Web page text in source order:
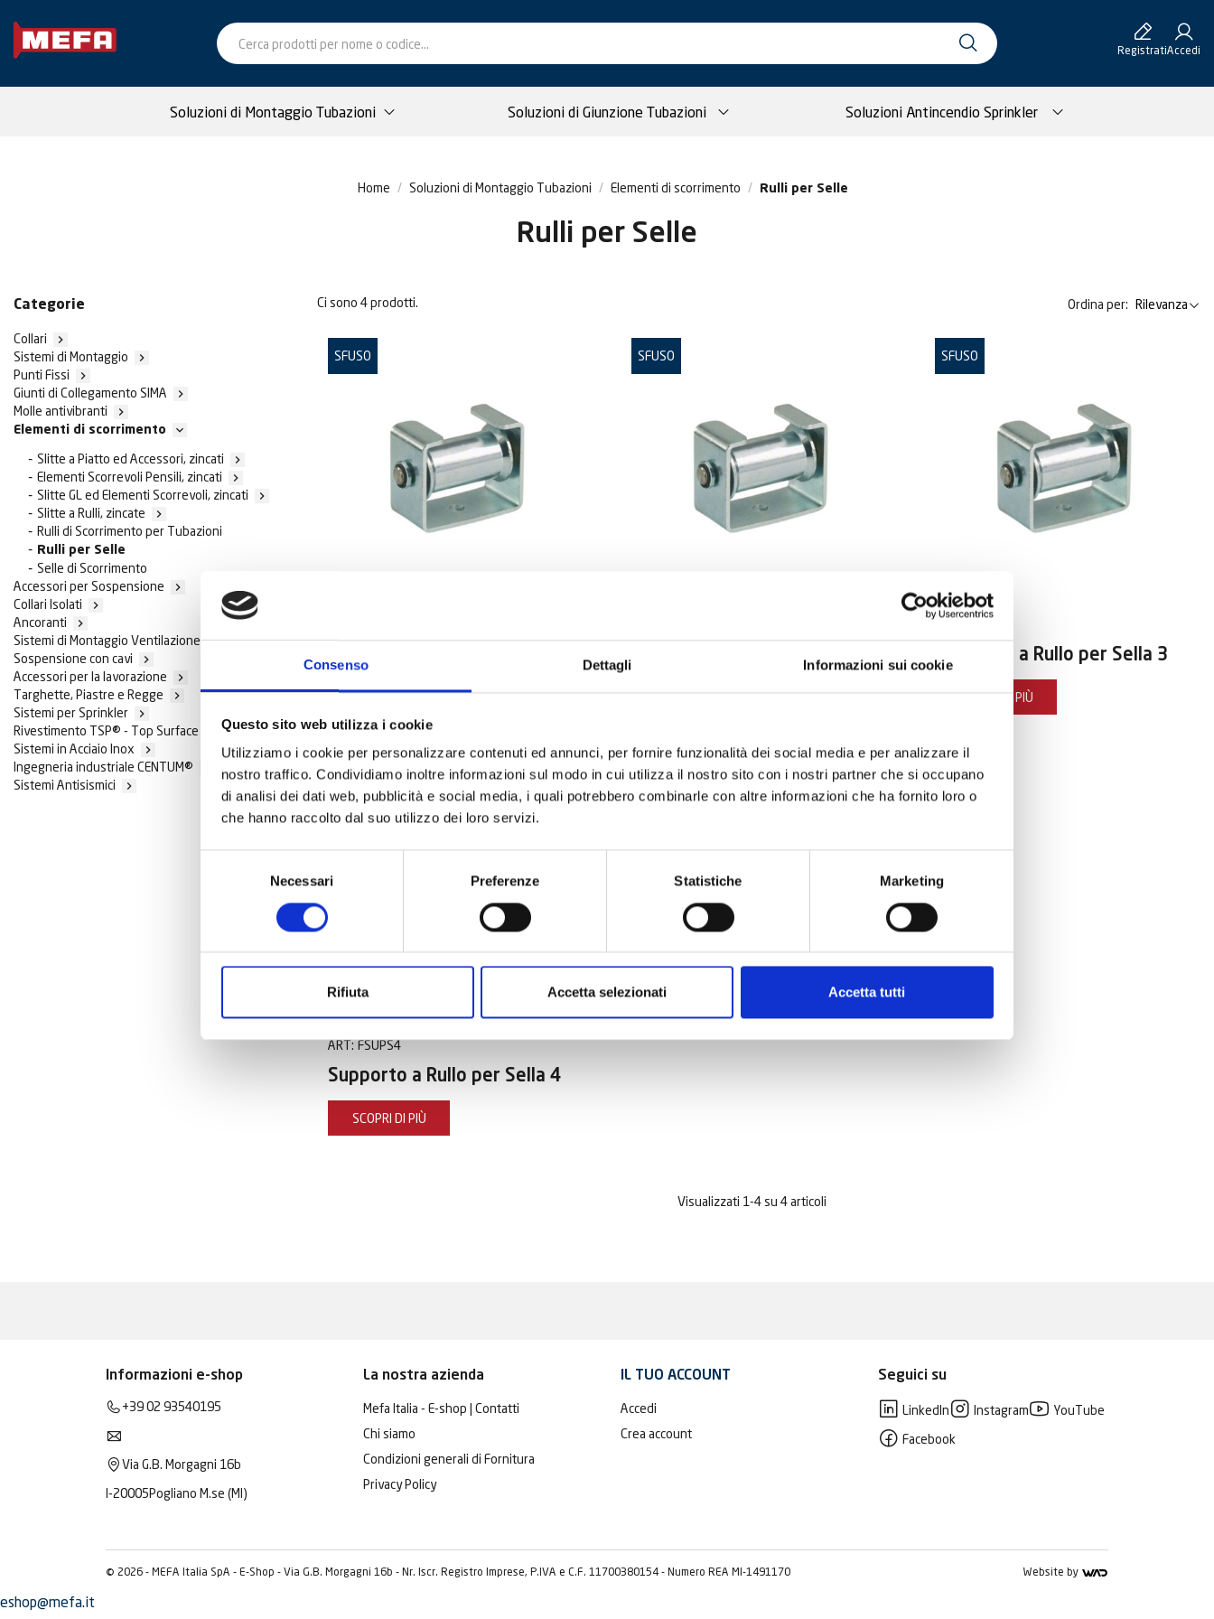
Consenso Dettagli Informazioni sui cookie
Questo sito web utilizza i cookie
Utilizziamo i cookie per personalizzare contenuti ed annunci, per fornire funzionalità dei social media e per analizzare il
nostro traffico. Condividiamo inoltre informazioni sul modo in cui utilizza il nostro sito con i nostri partner che si occupano
di analisi dei dati web, pubblicità e social media, i quali potrebbero combinarle con altre informazioni che ha fornito loro o
che hanno raccolto dal suo utilizzo dei loro servizi.
Necessari Preferenze Statistiche Marketing
Rifiuta Accetta selezionati Accetta tutti
RegistratiAccedi
Soluzioni di Montaggio Tubazioni Soluzioni di Giunzione Tubazioni Soluzioni Antincendio Sprinkler
Home Soluzioni di Montaggio Tubazioni Elementi di scorrimento Rulli per Selle
Rulli per Selle
Categorie
Collari 
Sistemi di Montaggio 
Punti Fissi 
Giunti di Collegamento SIMA 
Molle antivibranti 
Elementi di scorrimento 
Slitte a Piatto ed Accessori, zincati 
Elementi Scorrevoli Pensili, zincati 
Slitte GL ed Elementi Scorrevoli, zincati 
Slitte a Rulli, zincate 
Rulli di Scorrimento per Tubazioni
Rulli per Selle
Selle di Scorrimento
Accessori per Sospensione

Collari Isolati 
Ancoranti 
Sistemi di Montaggio Ventilazione 
Sospensione con cavi 
Accessori per la lavorazione 
Targhette, Piastre e Regge 
Sistemi per Sprinkler 
Rivestimento TSP® - Top Surface Protection 
Sistemi in Acciaio Inox 
Ingegneria industriale CENTUM®
Sistemi Antisismici 
Ci sono 4 prodotti. Ordina per: Rilevanza
SCOPRI DI PIÙ
SFUSO
Supporto a Rullo per Sella 2
SCOPRI DI PIÙ
SFUSO
Supporto a Rullo per Sella 3
SCOPRI DI PIÙ
SFUSO
ART: FSUPS4
Supporto a Rullo per Sella 4
SCOPRI DI PIÙ
SFUSO
Visualizzati 1-4 su 4 articoli
Informazioni e-shop
+39 02 93540195
Via G.B. Morgagni 16b
I-20005Pogliano M.se (MI)
La nostra azienda
Mefa Italia - E-shop | Contatti
Chi siamo
Condizioni generali di Fornitura
Privacy Policy
IL TUO ACCOUNT
Accedi
Crea account
Seguici su
LinkedIn Instagram
YouTube
Facebook
© 2026 - MEFA Italia SpA - E-Shop - Via G.B. Morgagni 16b - Nr. Iscr. Registro Imprese, P.IVA e C.F. 11700380154 - Numero REA MI-1491170 Website by
eshop@mefa.it